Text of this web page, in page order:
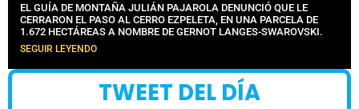
EL GUÍA DE MONTAÑA JULIÁN PAJAROLA DENUNCIÓ QUE LE
CERRARON EL PASO AL CERRO EZPELETA, EN UNA PARCELA DE
1.672 HECTÁREAS A NOMBRE DE GERNOT LANGES-SWAROVSKI.
SEGUIR LEYENDO
TWEET DEL DÍA